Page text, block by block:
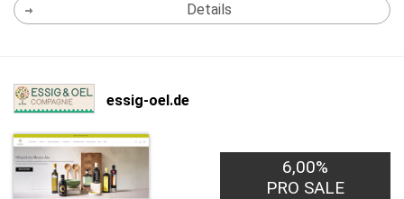
Details
essig-oel.de
6,00%
PRO SALE